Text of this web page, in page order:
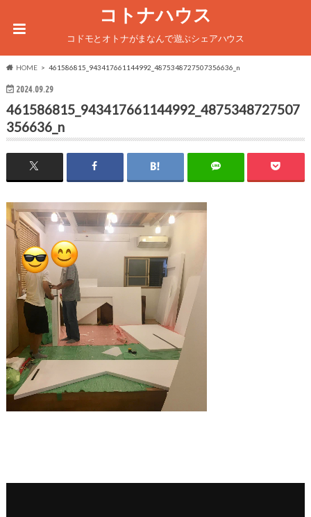
コトナハウス
コドモとオトナがまなんで遊ぶシェアハウス
HOME 461586815_943417661144992_4875348727507356636_n
2024.09.29
461586815_943417661144992_4875348727507
356636_n